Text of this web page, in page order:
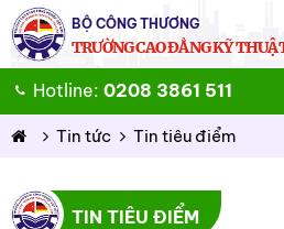
BỘ CÔNG THƯƠNG
TRƯỜNG CAO ĐẲNG KỸ
Hotline: 0208 3861 511
Tin tức Tin tiêu điểm
TIN TIÊU ĐIỂM